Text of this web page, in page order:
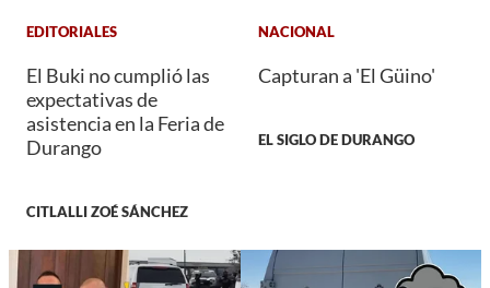
EDITORIALES
El Buki no cumplió las
expectativas de
asistencia en la Feria de
Durango
CITLALLI ZOÉ SÁNCHEZ
NACIONAL
Capturan a 'El Güino'
EL SIGLO DE DURANGO